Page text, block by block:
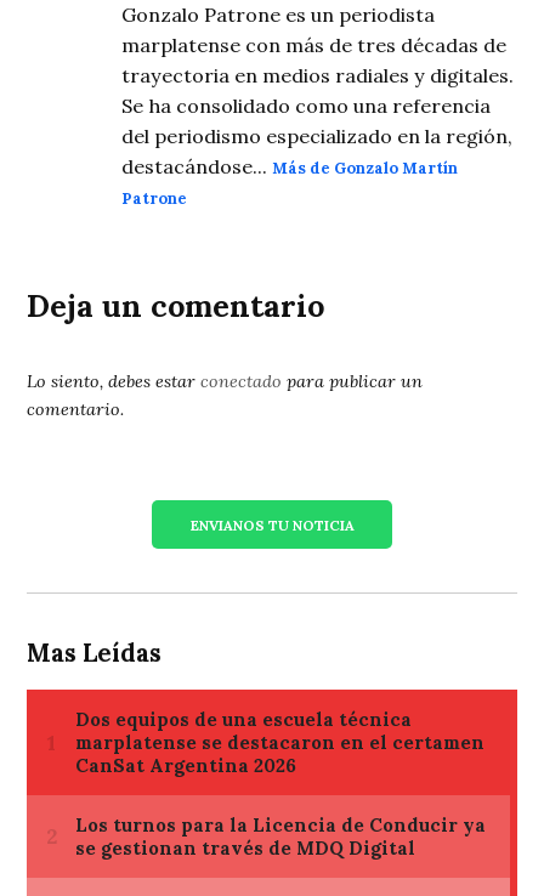
Gonzalo Patrone es un periodista
marplatense con más de tres décadas de
trayectoria en medios radiales y digitales.
Se ha consolidado como una referencia
del periodismo especializado en la región,
destacándose...Más de Gonzalo Martín
Patrone
Deja un comentario
Lo siento, debes estarconectado para publicar un
comentario.
ENVIANOS TU NOTICIA
Mas Leídas